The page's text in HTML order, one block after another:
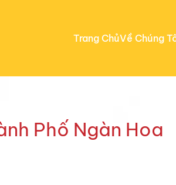
Trang ChủVề Chúng
Phố Ngàn Hoa